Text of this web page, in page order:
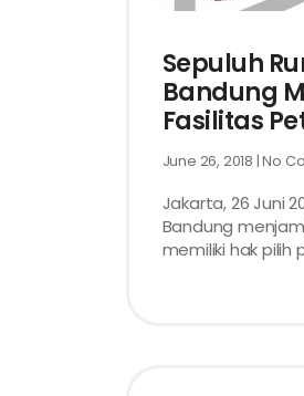
Sepuluh
Bandung
Fasilitas
June 26, 2018 No
Jakarta, 26 Juni
Bandung
memiliki hak pilih